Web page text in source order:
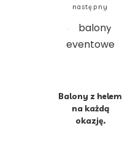
następny
Balony z helem
na każdą
okazję.